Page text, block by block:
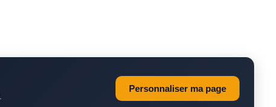
Personnaliser ma page